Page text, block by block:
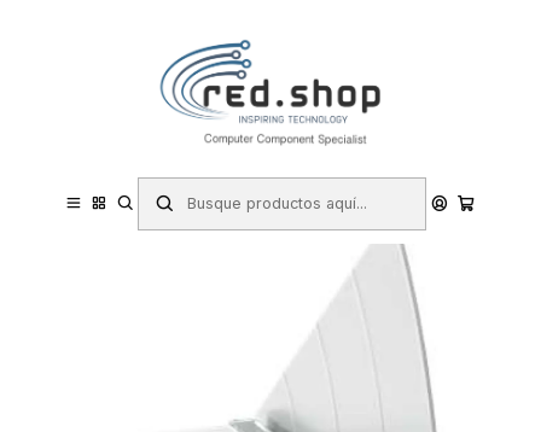
Haga Click Aqui
Papelería y Material de oficina Máquinas de oficina
Cizallas y Guillotinas
Leitz Precision Office A4+ Guillotina de papel - Recorta hasta 15
Hojas - Formato A4 - Corte Acero Rectificado de Precision